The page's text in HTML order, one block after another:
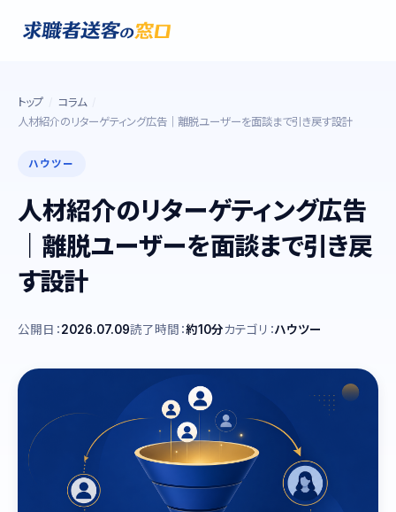
トップ
コラム
人材紹介のリターゲティング広告｜離脱ユーザーを面談まで引き戻す設計
ハウツー
人材紹介のリターゲティング広告
｜離脱ユーザーを面談まで引き戻
す設計
公開日：2026.07.09読了時間：約10分カテゴリ：ハウツー